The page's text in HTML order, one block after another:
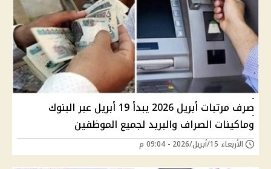
صرف مرتبات أبريل 2026 يبدأ 19 أبريل عبر البنوك
وماكينات الصراف والبريد لجميع الموظفين
الأربعاء 15/أبريل/2026 - 09:04 م